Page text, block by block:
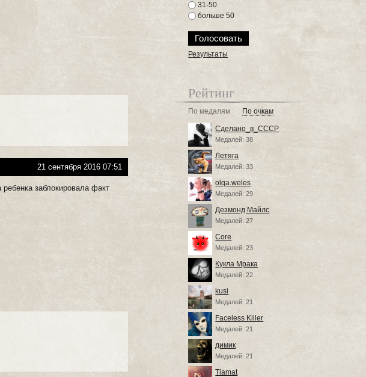
21 сентября 2016 07:51
заблокировала факт
31-50
больше 50
Результаты
Рейтинг
По медалям По очкам
Сделано_в_СССР
Медалей: 38
Летяга
Медалей: 33
olqa.weles
Медалей: 29
Дезмонд Майлс
Медалей: 27
Core
Медалей: 23
Кукла Мрака
Медалей: 22
kusi
Медалей: 21
Faceless Killer
Медалей: 21
димик
Медалей: 21
Tiamat